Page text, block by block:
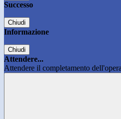
Successo
Chiudi
Informazione
Chiudi
Attendere...
Attendere il completamento